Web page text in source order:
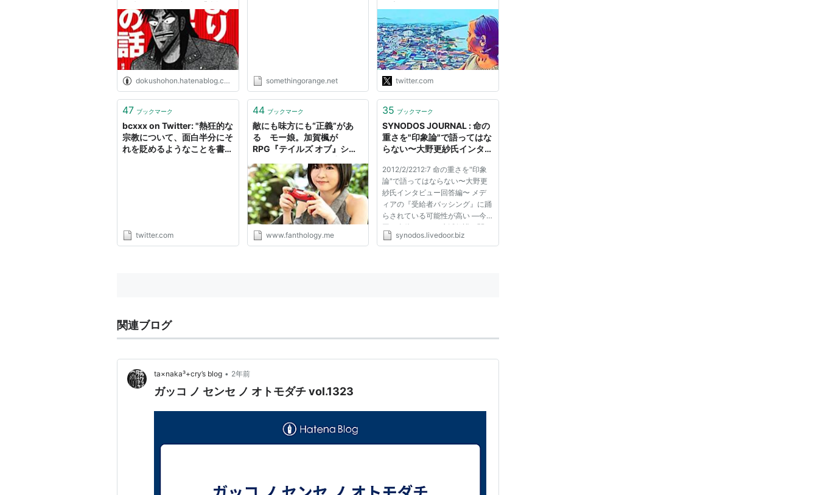
感想】
dokushohon.hatenablog.com somethingorange.net
れていくのみて、みんな憤り
を感じて、もうあんな時代じ
ゃなくてよかったと思ったと
思ってたんだけど、あの時代
と同じ理論で命の重さを『お
金払った順』に守るべきって
思ってる人がこの時代にも沢
山いるんだね"
twitter.com
47 ブックマーク
bcxxx on Twitter: "熱狂的な
宗教について、面白半分にそ
れを貶めるようなことを書け
twitter.com
44 ブックマーク
敵にも味方にも“正義”があ
る モー娘。加賀楓が
RPG『テイルズ オブ』シリ
ARTIST×FANのWEBマガジ
ン Fanthology!
www.fanthology.me
35 ブックマーク
SYNODOS JOURNAL : 命の
重さを"印象論"で語ってはな
らない〜大野更紗氏インタビ
2012/2/2212:7 命の重さを"印象
論"で語ってはならない〜大野更
紗氏インタビュー回答編〜 メデ
ィアの『受給者バッシング』に踊
らされている可能性が高い ―今
回は全体として、生活保護に関わ
るコメントを多くいただきまし
synodos.livedoor.biz
関連ブログ
ta×naka³+cry’s blog • 2年前
ガッコ ノ センセ ノ オトモダチ vol.1323